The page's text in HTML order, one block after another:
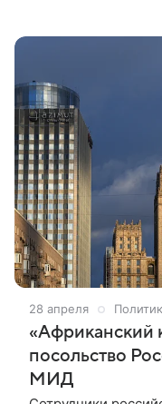
утра в
формирования
Ислам валь-
Каидой”* ред.) и
общим
предприняли
государственного
сообщении.
28 апреля
«Африканский
посольство
МИД